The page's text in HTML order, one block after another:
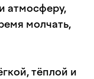
атмосферу,
молчать,
тёплой и